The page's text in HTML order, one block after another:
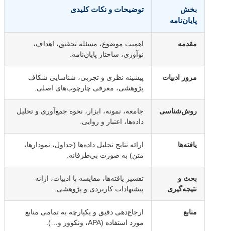
بخش
پایان‌نامه
توضیحات و نکات کلیدی
مقدمه
اهمیت موضوع، مسئله تحقیق، اهداف،
نوآوری، ساختار پایان‌نامه.
مرور ادبیات
پیشینه نظری و تجربی، شناسایی شکاف
پژوهشی، معرفی چارچوب‌های اصلی.
روش‌شناسی
جامعه، نمونه، ابزار، نحوه جمع‌آوری و تحلیل
داده‌ها، اعتبار و روایی.
یافته‌ها
ارائه نتایج تحلیل داده‌ها (جداول، نمودارها،
متن) به صورت بی‌طرفانه.
بحث و
نتیجه‌گیری
تفسیر یافته‌ها، مقایسه با ادبیات، ارائه
پیشنهادات کاربردی و پژوهشی.
منابع
ارجاع‌دهی دقیق و یکپارچه به تمامی منابع
مورد استفاده (APA، ونکوور و…).